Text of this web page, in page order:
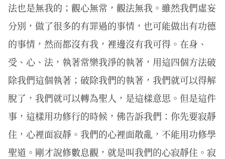
法也是無我的；觀心無常，觀法無我。雖然我們虛妄
分別，做了很多的有罪過的事情，也可能做出有功德
的事情，然而都沒有我，裡邊沒有我可得。在身、
受、心、法，執著常樂我淨的執著，用這四個方法破
除我們這個執著；破除我們的執著，我們就可以得解
脫了，我們就可以轉為聖人，是這樣意思。但是這件
事，這樣用功修行的時候，佛告訴我們：你先要寂靜
住，心裡面寂靜。我們的心裡面散亂，不能用功修學
聖道。剛才說修數息觀，就是叫我們的心寂靜住。寂